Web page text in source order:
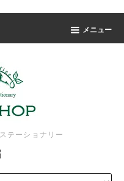
メニュー
テーショナリー